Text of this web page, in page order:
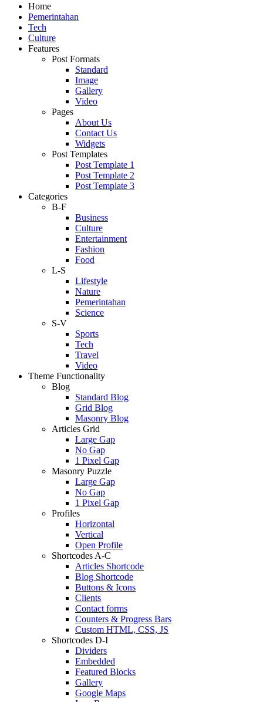
Home
Pemerintahan
Tech
Culture
Features
Post Formats
Standard
Image
Gallery
Video
Pages
About Us
Contact Us
Widgets
Post Templates
Post Template 1
Post Template 2
Post Template 3
Categories
B-F
Business
Culture
Entertainment
Fashion
Food
L-S
Lifestyle
Nature
Pemerintahan
Science
S-V
Sports
Tech
Travel
Video
Theme Functionality
Blog
Standard Blog
Grid Blog
Masonry Blog
Articles Grid
Large Gap
No Gap
1 Pixel Gap
Masonry Puzzle
Large Gap
No Gap
1 Pixel Gap
Profiles
Horizontal
Vertical
Open Profile
Shortcodes A-C
Articles Shortcode
Blog Shortcode
Buttons & Icons
Clients
Contact forms
Counters & Progress Bars
Custom HTML, CSS, JS
Shortcodes D-I
Dividers
Embedded
Featured Blocks
Gallery
Google Maps